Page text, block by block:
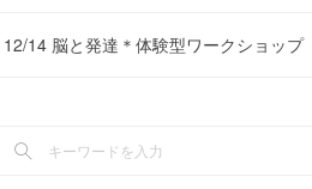
12/14 脳と発達＊体験型ワークショップ